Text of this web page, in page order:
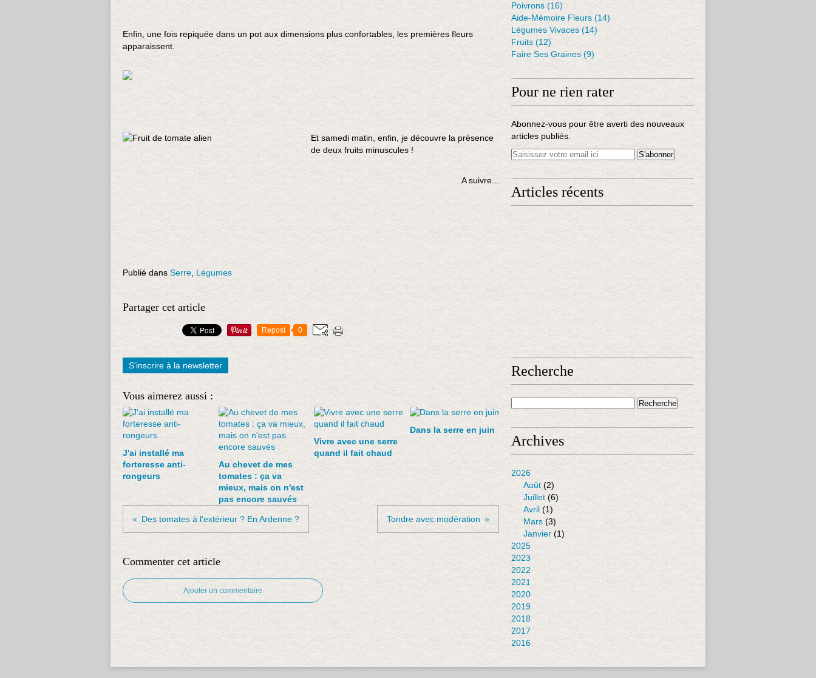
Enfin, une fois repiquée dans un pot aux dimensions plus confortables, les premières fleurs
apparaissent.
Et samedi matin, enfin, je découvre la présence
de deux fruits minuscules !
A suivre...
Publié dans Serre Légumes
Partager cet article
Repost 0
S'inscrire à la newsletter
Vous aimerez aussi :
J'ai installé ma
forteresse anti-
rongeurs
Au chevet de mes
tomates : ça va
mieux, mais on n'est
pas encore sauvés
Vivre avec une serre
quand il fait chaud
Dans la serre en juin
Des tomates à l'extérieur ? En Ardenne ? Tondre avec modération
Commenter cet article
Ajouter un commentaire
Poivrons (16)
Aide-Mémoire Fleurs (14)
Légumes Vivaces(14)
Fruits (12)
Faire Ses Graines (9)
Pour ne rien rater
Abonnez-vous pour être averti des nouveaux
articles publiés.
Articles récents
Recherche
Archives
2026
Août (2)
Juillet (6)
Avril (1)
Mars (3)
Janvier (1)
2025
2023
2022
2021
2020
2019
2018
2017
2016